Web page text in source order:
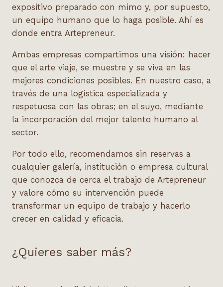
expositivo preparado con mimo y, por supuesto,
un equipo humano que lo haga posible. Ahí es
donde entra Artepreneur.
Ambas empresas compartimos una visión: hacer
que el arte viaje, se muestre y se viva en las
mejores condiciones posibles. En nuestro caso, a
través de una logística especializada y
respetuosa con las obras; en el suyo, mediante
la incorporación del mejor talento humano al
sector.
Por todo ello, recomendamos sin reservas a
cualquier galería, institución o empresa cultural
que conozca de cerca el trabajo de Artepreneur
y valore cómo su intervención puede
transformar un equipo de trabajo y hacerlo
crecer en calidad y eficacia.
¿Quieres saber más?